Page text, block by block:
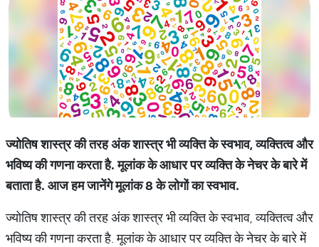
ज्योतिष शास्त्र की तरह अंक शास्त्र भी व्यक्ति के स्वभाव, व्यक्तित्व और
भविष्य की गणना करता है. मूलांक के आधार पर व्यक्ति के नेचर के बारे में
बताता है. आज हम जानेंगे मूलांक 8 के लोगों का स्वभाव.
ज्योतिष शास्त्र की तरह अंक शास्त्र भी व्यक्ति के स्वभाव, व्यक्तित्व और
भविष्य की गणना करता है. मूलांक के आधार पर व्यक्ति के नेचर के बारे में